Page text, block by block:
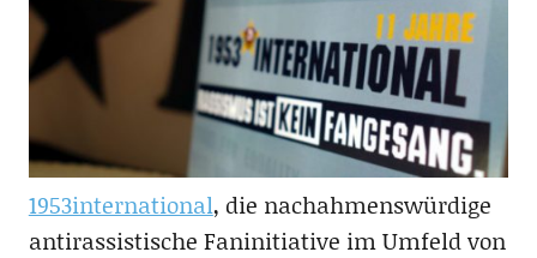
1953international, die nachahmenswürdige
antirassistische Faninitiative im Umfeld von